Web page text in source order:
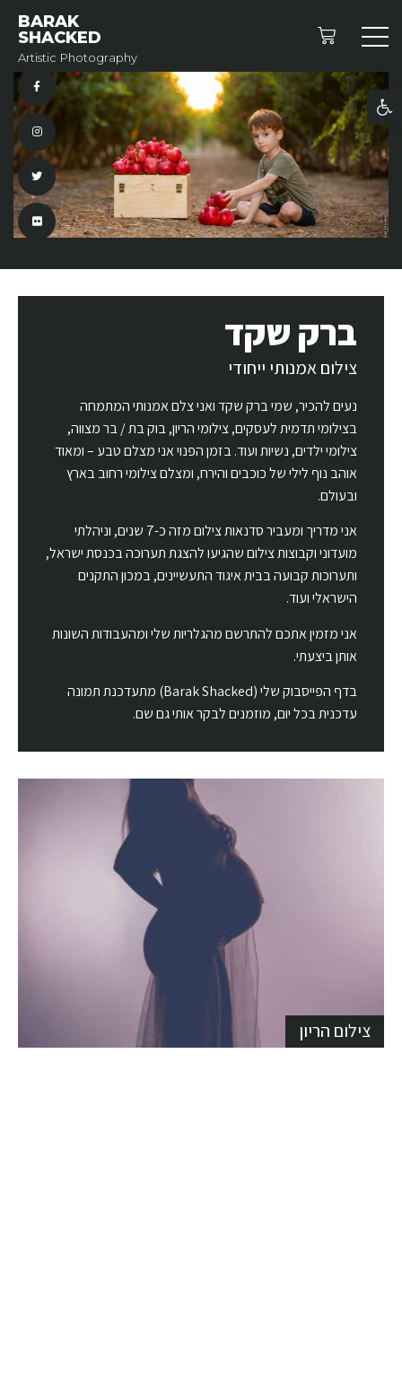
BARAK
SHACKED
Artistic Photography
ברק שקד
צילום אמנותי ייחודי
נעים להכיר, שמי ברק שקד ואני צלם אמנותי המתמחה
בצילומי תדמית לעסקים, צילומי הריון, בוק בת / בר מצווה,
צילומי ילדים, נשיות ועוד. בזמן הפנוי אני מצלם טבע – ומאוד
אוהב נוף לילי של כוכבים והירח, ומצלם צילומי רחוב בארץ
ובעולם.
אני מדריך ומעביר סדנאות צילום מזה כ-7 שנים, וניהלתי
מועדוני וקבוצות צילום שהגיעו להצגת תערוכה בכנסת ישראל,
ותערוכות קבועה בבית איגוד התעשיינים, במכון התקנים
הישראלי ועוד.
אני מזמין אתכם להתרשם מהגלריות שלי ומהעבודות השונות
אותן ביצעתי.
בדף הפייסבוק שלי (Barak Shacked) מתעדכנת תמונה
עדכנית בכל יום, מוזמנים לבקר אותי גם שם.
צילום הריון
פתח סרגל נגישות